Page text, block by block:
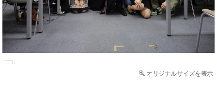
オリジナルサイズを表示